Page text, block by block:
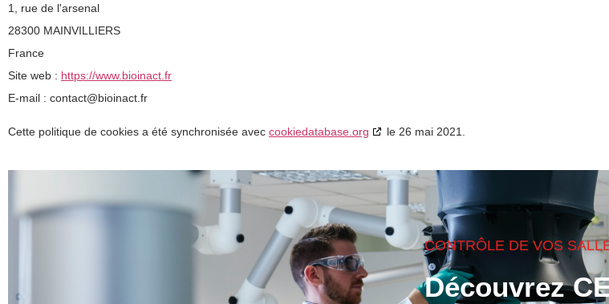
1, rue de l'arsenal
28300 MAINVILLIERS
France
Site web : https://www.bioinact.fr
E-mail : contact@bioinact.fr
Cette politique de cookies a été synchronisée avec cookiedatabase.org le 26 mai 2021.
CONTRÔLE DE VOS
Découvrez